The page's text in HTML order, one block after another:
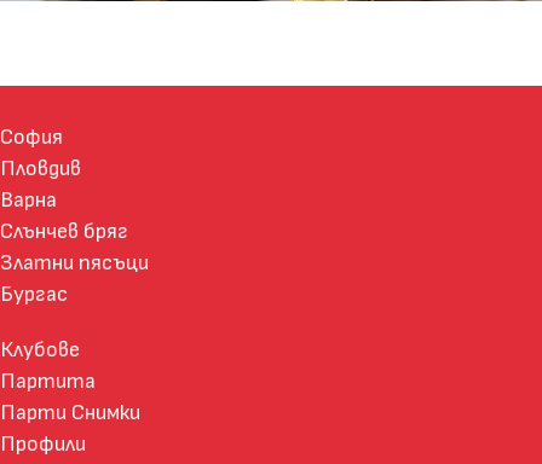
София
Пловдив
Варна
Слънчев бряг
Златни пясъци
Бургас
Клубове
Партита
Парти Снимки
Профили